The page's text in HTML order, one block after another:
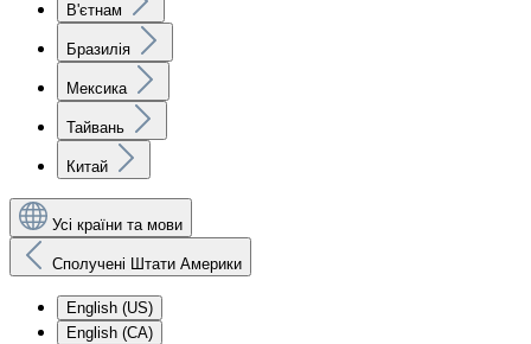
В'єтнам
Бразилія
Мексика
Тайвань
Китай
Усі країни та мови
Сполучені Штати Америки
English (US)
English (CA)